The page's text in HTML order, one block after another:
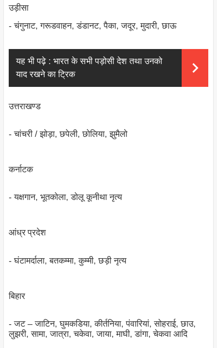
उड़ीसा
- चंगुनाट, गरूडवाहन, डंडानट, पैका, जदूर, मुदारी, छाऊ
यह भी पढ़े : भारत के सभी पड़ोसी देश तथा उनको
याद रखने का ट्रिक
उत्तराखण्‍ड
- चांचरी / झोड़ा, छपेली, छोलिया, झुमैलो
कर्नाटक
- यक्षगान, भूतकोला, डोलू कूनीथा नृत्‍य
आंध्र प्रदेश
- घंटामर्दाला, बतकम्‍मा, कुम्‍मी, छड़ी नृत्‍य
बिहार
- जट – जाटिन, घुमकडिया, कीर्तनिया, पंवारियां, सोहराई, छाउ,
लुझरी, सामा, जात्रा, चकेवा, जाया, माघी, डांगा, चेकवा आदि